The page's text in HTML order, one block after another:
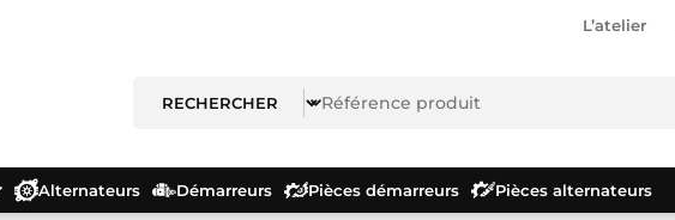
L’atelier
Alternateurs Démarreurs Pièces démarreurs Pièces alternateurs